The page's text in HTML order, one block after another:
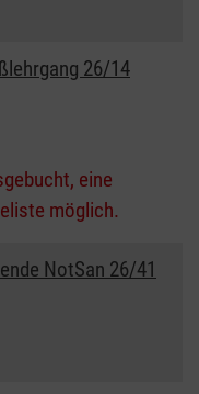
26/14
eine
möglich.
NotSan 26/41